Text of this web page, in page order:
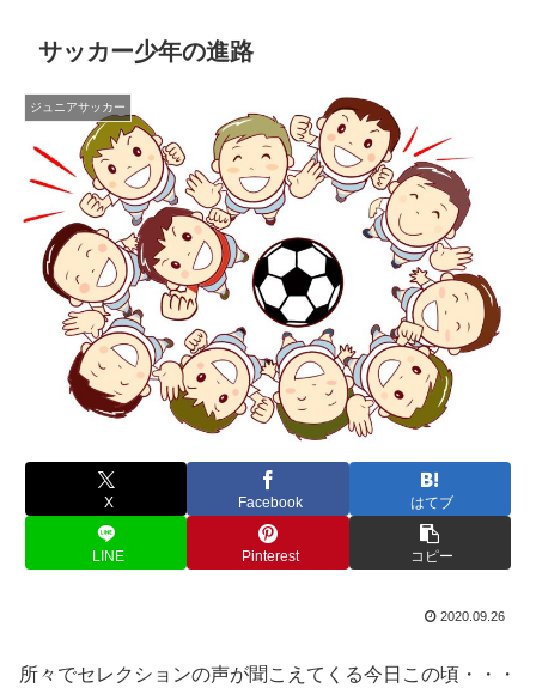
サッカー少年の進路
ジュニアサッカー
X Facebook はてブ
LINE Pinterest コピー
2020.09.26
所々でセレクションの声が聞こえてくる今日この頃・・・